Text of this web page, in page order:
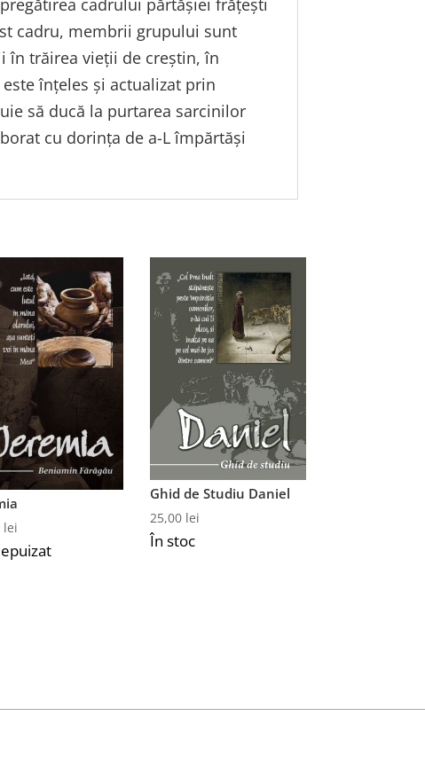
cadrului părtăşiei frăţeşti
cadru, membrii grupului sunt
în trăirea vieții de creștin, în
înţeles şi actualizat prin
să ducă la purtarea sarcinilor
cu dorinţa de a-L împărtăşi
lei
Ghid de Studiu Daniel
25,00 lei
În stoc